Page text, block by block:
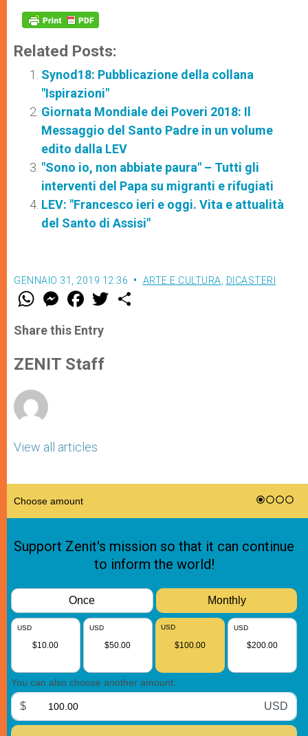
Related Posts:
Synod18: Pubblicazione della collana
"Ispirazioni"
Giornata Mondiale dei Poveri 2018: Il
Messaggio del Santo Padre in un volume
edito dalla LEV
"Sono io, non abbiate paura" – Tutti gli
interventi del Papa su migranti e rifugiati
LEV: "Francesco ieri e oggi. Vita e attualità
del Santo di Assisi"
GENNAIO 31, 2019 12:36 ARTE E CULTURA DICASTERI
W
t
s
p
p
M
e
s
e
g
e
F
a
e
b
o
k
w
Share this Entry
ZENIT Staff
View all articles